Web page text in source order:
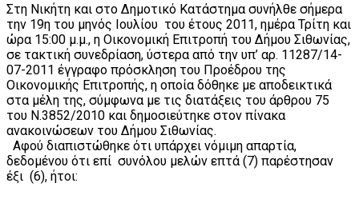
Στη Νικήτη και στο Δημοτικό Κατάστημα συνήλθε σήμερα
την 19η του μηνός Ιουλίου του έτους 2011, ημέρα Τρίτη και
ώρα 15:00 μ.μ., η Οικονομική Επιτροπή του Δήμου Σιθωνίας,
σε τακτική συνεδρίαση, ύστερα από την υπ’ αρ. 11287/14-
07-2011 έγγραφο πρόσκληση του Προέδρου της
Οικονομικής Επιτροπής, η οποία δόθηκε με αποδεικτικά
στα μέλη της, σύμφωνα με τις διατάξεις του άρθρου 75
του Ν.3852/2010 και δημοσιεύτηκε στον πίνακα
ανακοινώσεων του Δήμου Σιθωνίας.
Αφού διαπιστώθηκε ότι υπάρχει νόμιμη απαρτία,
δεδομένου ότι επί συνόλου μελών επτά (7) παρέστησαν
έξι (6), ήτοι: